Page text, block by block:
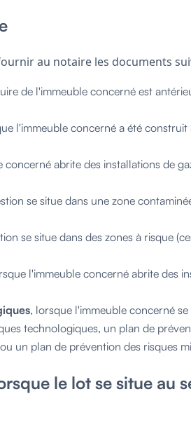
au notaire les documents
de l'immeuble concerné est
l'immeuble concerné a été construit
concerné abrite des installations de
se situe dans une zone
se situe dans des zones à risque
l'immeuble concerné abrite des
, lorsque l'immeuble concerné
technologiques, un plan de
un plan de prévention des risques
le lot se situe au